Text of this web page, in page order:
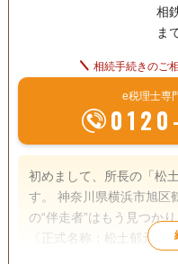
相
ま
相続手続きのご
e税理士専
初めまして、所長の「松
す。 神奈川県横浜市旭区
の“伴走者”はもう見つかりましたか？ 【
〔正式名称：松土郁元